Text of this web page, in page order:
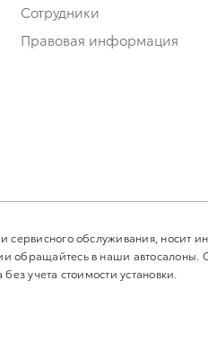
Сотрудники
Правовая информация
обслуживания, носит
в наши
учета стоимости установки.